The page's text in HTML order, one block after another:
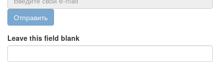
Отправить
Leave this field blank